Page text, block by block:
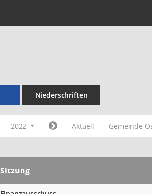
Niederschriften
2022 Aktuell Gemeinde
Sitzung